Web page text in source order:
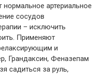
нормальное артериальное
сосудов
– исключить
Применяют
и
Грандаксин, Феназепам
садиться за руль,